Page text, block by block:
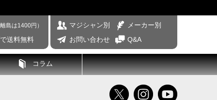
島は1400円）
送料無料
マジシャン別
メーカー別
お問い合わせ
Q&A
コラム